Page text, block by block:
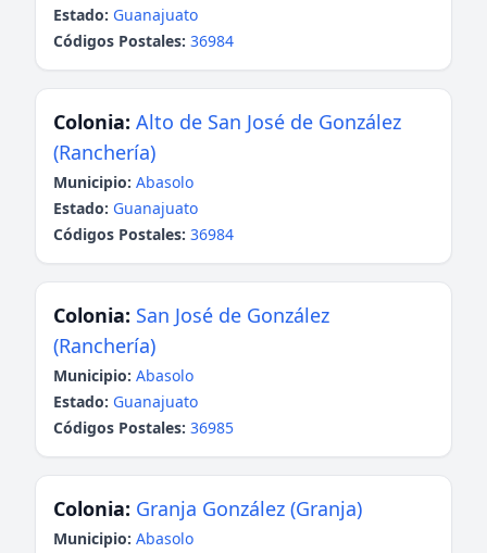
Estado: Guanajuato
Códigos Postales: 36984
Colonia: Alto de San José de González
(Ranchería)
Municipio: Abasolo
Estado: Guanajuato
Códigos Postales: 36984
Colonia: San José de González
(Ranchería)
Municipio: Abasolo
Estado: Guanajuato
Códigos Postales: 36985
Colonia: Granja González (Granja)
Municipio: Abasolo